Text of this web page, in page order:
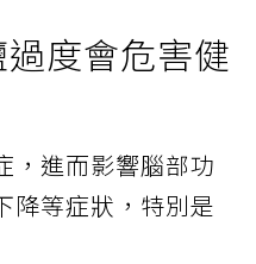
度會危害健
，進而影響腦部功
降等症狀，特別是